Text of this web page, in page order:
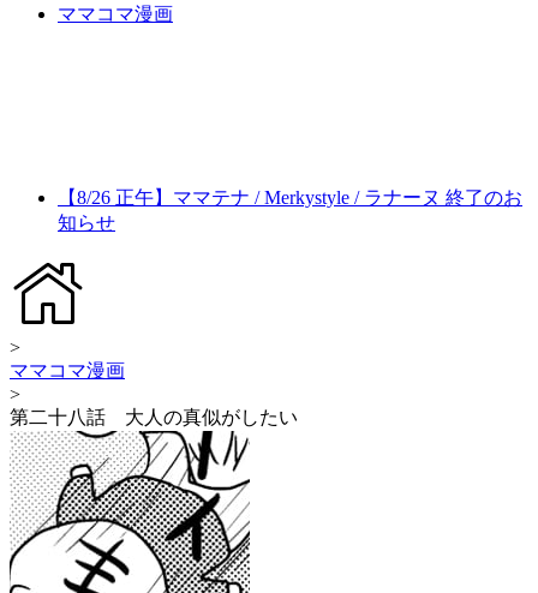
ママコマ漫画
【8/26 正午】ママテナ / Merkystyle / ラナーヌ 終了のお
知らせ
>
ママコマ漫画
>
第二十八話 大人の真似がしたい